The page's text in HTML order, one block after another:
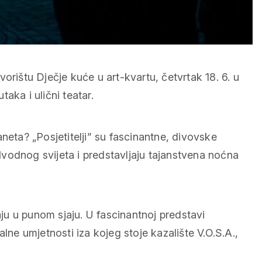
Dječje kuće u art-kvartu, četvrtak 18. 6. u
i ulični teatar.
„Posjetitelji” su fascinantne, divovske
svijeta i predstavljaju tajanstvena noćna
u punom sjaju. U fascinantnoj predstavi
umjetnosti iza kojeg stoje kazalište V.O.S.A.,